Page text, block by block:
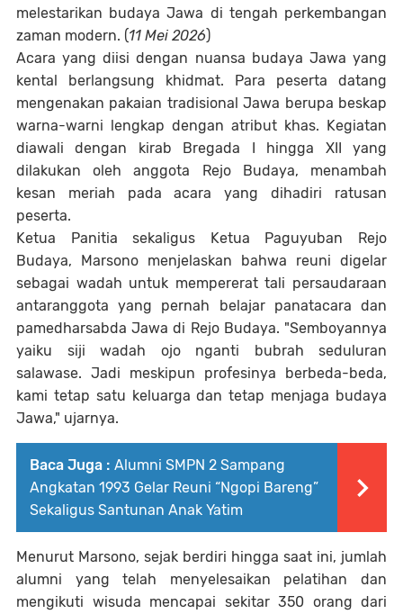
melestarikan budaya Jawa di tengah perkembangan
zaman modern. (11 Mei 2026)
Acara yang diisi dengan nuansa budaya Jawa yang
kental berlangsung khidmat. Para peserta datang
mengenakan pakaian tradisional Jawa berupa beskap
warna-warni lengkap dengan atribut khas. Kegiatan
diawali dengan kirab Bregada I hingga XII yang
dilakukan oleh anggota Rejo Budaya, menambah
kesan meriah pada acara yang dihadiri ratusan
peserta.
Ketua Panitia sekaligus Ketua Paguyuban Rejo
Budaya, Marsono menjelaskan bahwa reuni digelar
sebagai wadah untuk mempererat tali persaudaraan
antaranggota yang pernah belajar panatacara dan
pamedharsabda Jawa di Rejo Budaya. "Semboyannya
yaiku siji wadah ojo nganti bubrah seduluran
salawase. Jadi meskipun profesinya berbeda-beda,
kami tetap satu keluarga dan tetap menjaga budaya
Jawa," ujarnya.
Baca Juga : Alumni SMPN 2 Sampang
Angkatan 1993 Gelar Reuni “Ngopi Bareng”
Sekaligus Santunan Anak Yatim
Menurut Marsono, sejak berdiri hingga saat ini, jumlah
alumni yang telah menyelesaikan pelatihan dan
mengikuti wisuda mencapai sekitar 350 orang dari